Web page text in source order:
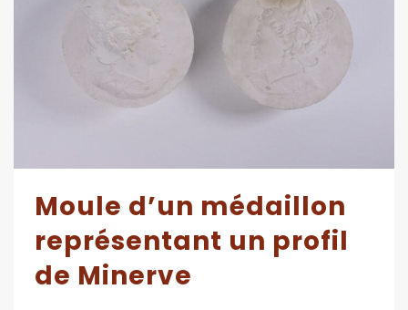
Moule d’un médaillon
représentant un profil
de Minerve